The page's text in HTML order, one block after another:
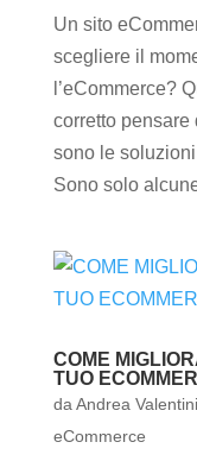
Un sito
scegliere il
l’eCommerce?
corretto pensare
sono le
Sono solo
COME
TUO
da Andrea Valentini
eCommerce